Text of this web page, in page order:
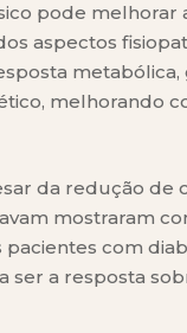
pode melhorar
aspectos
melhorando
da redução de
mostraram
com
ser a resposta